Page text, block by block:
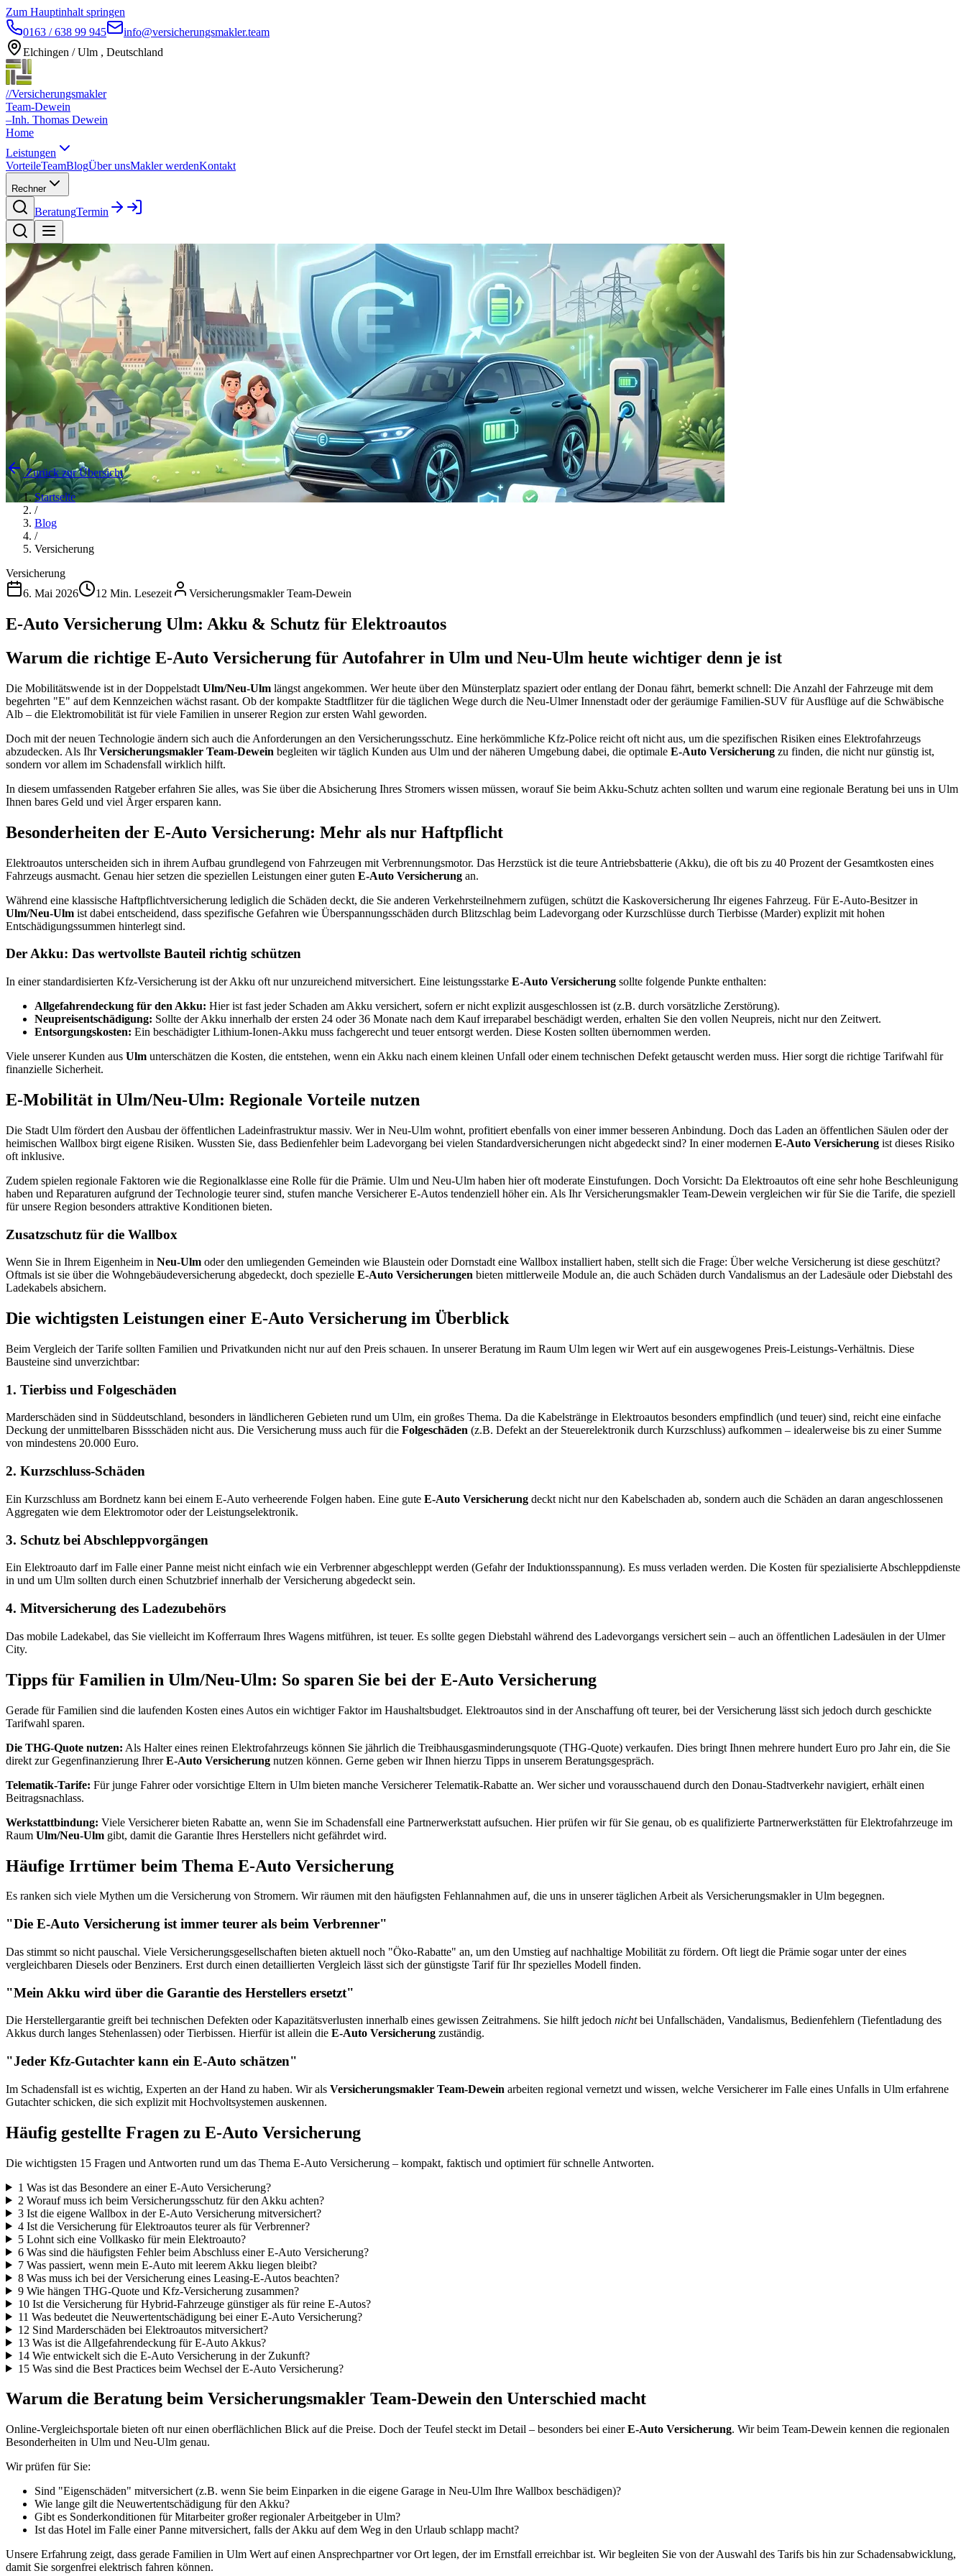
Zum Hauptinhalt springen
0163 / 638 99 945
info@versicherungsmakler.team
Elchingen / Ulm , Deutschland
//Versicherungsmakler
Team-Dewein
–Inh. Thomas Dewein
Home
Leistungen
VorteileTeamBlogÜber unsMakler werdenKontakt
Rechner
BeratungTermin
Zurück zur Übersicht
Startseite
/
Blog
/
Versicherung
Versicherung
6. Mai 2026
12 Min. Lesezeit Versicherungsmakler Team-Dewein
E-Auto Versicherung Ulm: Akku & Schutz für Elektroautos
Warum die richtige E-Auto Versicherung für Autofahrer in Ulm und Neu-Ulm heute wichtiger denn je ist
Die Mobilitätswende ist in der Doppelstadt Ulm/Neu-Ulm längst angekommen. Wer heute über den Münsterplatz spaziert oder entlang der Donau fährt, bemerkt schnell: Die Anzahl der Fahrzeuge mit dem
begehrten "E" auf dem Kennzeichen wächst rasant. Ob der kompakte Stadtflitzer für die täglichen Wege durch die Neu-Ulmer Innenstadt oder der geräumige Familien-SUV für Ausflüge auf die Schwäbische
Alb – die Elektromobilität ist für viele Familien in unserer Region zur ersten Wahl geworden.
Doch mit der neuen Technologie ändern sich auch die Anforderungen an den Versicherungsschutz. Eine herkömmliche Kfz-Police reicht oft nicht aus, um die spezifischen Risiken eines Elektrofahrzeugs
abzudecken. Als IhrVersicherungsmakler Team-Dewein begleiten wir täglich Kunden aus Ulm und der näheren Umgebung dabei, die optimale E-Auto Versicherung zu finden, die nicht nur günstig ist,
sondern vor allem im Schadensfall wirklich hilft.
In diesem umfassenden Ratgeber erfahren Sie alles, was Sie über die Absicherung Ihres Stromers wissen müssen, worauf Sie beim Akku-Schutz achten sollten und warum eine regionale Beratung bei uns in Ulm
Ihnen bares Geld und viel Ärger ersparen kann.
Besonderheiten der E-Auto Versicherung: Mehr als nur Haftpflicht
Elektroautos unterscheiden sich in ihrem Aufbau grundlegend von Fahrzeugen mit Verbrennungsmotor. Das Herzstück ist die teure Antriebsbatterie (Akku), die oft bis zu 40 Prozent der Gesamtkosten eines
Fahrzeugs ausmacht. Genau hier setzen die speziellen Leistungen einer guten E-Auto Versicherung an.
Während eine klassische Haftpflichtversicherung lediglich die Schäden deckt, die Sie anderen Verkehrsteilnehmern zufügen, schützt die Kaskoversicherung Ihr eigenes Fahrzeug. Für E-Auto-Besitzer in
Ulm/Neu-Ulm ist dabei entscheidend, dass spezifische Gefahren wie Überspannungsschäden durch Blitzschlag beim Ladevorgang oder Kurzschlüsse durch Tierbisse (Marder) explizit mit hohen
Entschädigungssummen hinterlegt sind.
Der Akku: Das wertvollste Bauteil richtig schützen
In einer standardisierten Kfz-Versicherung ist der Akku oft nur unzureichend mitversichert. Eine leistungsstarke E-Auto Versicherung sollte folgende Punkte enthalten:
Allgefahrendeckung für den Akku: Hier ist fast jeder Schaden am Akku versichert, sofern er nicht explizit ausgeschlossen ist (z.B. durch vorsätzliche Zerstörung).
Neupreisentschädigung: Sollte der Akku innerhalb der ersten 24 oder 36 Monate nach dem Kauf irreparabel beschädigt werden, erhalten Sie den vollen Neupreis, nicht nur den Zeitwert.
Entsorgungskosten: Ein beschädigter Lithium-Ionen-Akku muss fachgerecht und teuer entsorgt werden. Diese Kosten sollten übernommen werden.
Viele unserer Kunden aus Ulm unterschätzen die Kosten, die entstehen, wenn ein Akku nach einem kleinen Unfall oder einem technischen Defekt getauscht werden muss. Hier sorgt die richtige Tarifwahl für
finanzielle Sicherheit.
E-Mobilität in Ulm/Neu-Ulm: Regionale Vorteile nutzen
Die Stadt Ulm fördert den Ausbau der öffentlichen Ladeinfrastruktur massiv. Wer in Neu-Ulm wohnt, profitiert ebenfalls von einer immer besseren Anbindung. Doch das Laden an öffentlichen Säulen oder der
heimischen Wallbox birgt eigene Risiken. Wussten Sie, dass Bedienfehler beim Ladevorgang bei vielen Standardversicherungen nicht abgedeckt sind? In einer modernen E-Auto Versicherung ist dieses Risiko
oft inklusive.
Zudem spielen regionale Faktoren wie die Regionalklasse eine Rolle für die Prämie. Ulm und Neu-Ulm haben hier oft moderate Einstufungen. Doch Vorsicht: Da Elektroautos oft eine sehr hohe Beschleunigung
haben und Reparaturen aufgrund der Technologie teurer sind, stufen manche Versicherer E-Autos tendenziell höher ein. Als Ihr Versicherungsmakler Team-Dewein vergleichen wir für Sie die Tarife, die speziell
für unsere Region besonders attraktive Konditionen bieten.
Zusatzschutz für die Wallbox
Wenn Sie in Ihrem Eigenheim in Neu-Ulm oder den umliegenden Gemeinden wie Blaustein oder Dornstadt eine Wallbox installiert haben, stellt sich die Frage: Über welche Versicherung ist diese geschützt?
Oftmals ist sie über die Wohngebäudeversicherung abgedeckt, doch spezielle E-Auto Versicherungen bieten mittlerweile Module an, die auch Schäden durch Vandalismus an der Ladesäule oder Diebstahl des
Ladekabels absichern.
Die wichtigsten Leistungen einer E-Auto Versicherung im Überblick
Beim Vergleich der Tarife sollten Familien und Privatkunden nicht nur auf den Preis schauen. In unserer Beratung im Raum Ulm legen wir Wert auf ein ausgewogenes Preis-Leistungs-Verhältnis. Diese
Bausteine sind unverzichtbar:
1. Tierbiss und Folgeschäden
Marderschäden sind in Süddeutschland, besonders in ländlicheren Gebieten rund um Ulm, ein großes Thema. Da die Kabelstränge in Elektroautos besonders empfindlich (und teuer) sind, reicht eine einfache
Deckung der unmittelbaren Bissschäden nicht aus. Die Versicherung muss auch für die Folgeschäden (z.B. Defekt an der Steuerelektronik durch Kurzschluss) aufkommen – idealerweise bis zu einer Summe
von mindestens 20.000 Euro.
2. Kurzschluss-Schäden
Ein Kurzschluss am Bordnetz kann bei einem E-Auto verheerende Folgen haben. Eine gute E-Auto Versicherung deckt nicht nur den Kabelschaden ab, sondern auch die Schäden an daran angeschlossenen
Aggregaten wie dem Elektromotor oder der Leistungselektronik.
3. Schutz bei Abschleppvorgängen
Ein Elektroauto darf im Falle einer Panne meist nicht einfach wie ein Verbrenner abgeschleppt werden (Gefahr der Induktionsspannung). Es muss verladen werden. Die Kosten für spezialisierte Abschleppdienste
in und um Ulm sollten durch einen Schutzbrief innerhalb der Versicherung abgedeckt sein.
4. Mitversicherung des Ladezubehörs
Das mobile Ladekabel, das Sie vielleicht im Kofferraum Ihres Wagens mitführen, ist teuer. Es sollte gegen Diebstahl während des Ladevorgangs versichert sein – auch an öffentlichen Ladesäulen in der Ulmer
City.
Tipps für Familien in Ulm/Neu-Ulm: So sparen Sie bei der E-Auto Versicherung
Gerade für Familien sind die laufenden Kosten eines Autos ein wichtiger Faktor im Haushaltsbudget. Elektroautos sind in der Anschaffung oft teurer, bei der Versicherung lässt sich jedoch durch geschickte
Tarifwahl sparen.
Die THG-Quote nutzen: Als Halter eines reinen Elektrofahrzeugs können Sie jährlich die Treibhausgasminderungsquote (THG-Quote) verkaufen. Dies bringt Ihnen mehrere hundert Euro pro Jahr ein, die Sie
direkt zur Gegenfinanzierung IhrerE-Auto Versicherung nutzen können. Gerne geben wir Ihnen hierzu Tipps in unserem Beratungsgespräch.
Telematik-Tarife: Für junge Fahrer oder vorsichtige Eltern in Ulm bieten manche Versicherer Telematik-Rabatte an. Wer sicher und vorausschauend durch den Donau-Stadtverkehr navigiert, erhält einen
Beitragsnachlass.
Werkstattbindung: Viele Versicherer bieten Rabatte an, wenn Sie im Schadensfall eine Partnerwerkstatt aufsuchen. Hier prüfen wir für Sie genau, ob es qualifizierte Partnerwerkstätten für Elektrofahrzeuge im
Raum Ulm/Neu-Ulm gibt, damit die Garantie Ihres Herstellers nicht gefährdet wird.
Häufige Irrtümer beim Thema E-Auto Versicherung
Es ranken sich viele Mythen um die Versicherung von Stromern. Wir räumen mit den häufigsten Fehlannahmen auf, die uns in unserer täglichen Arbeit als Versicherungsmakler in Ulm begegnen.
"Die E-Auto Versicherung ist immer teurer als beim Verbrenner"
Das stimmt so nicht pauschal. Viele Versicherungsgesellschaften bieten aktuell noch "Öko-Rabatte" an, um den Umstieg auf nachhaltige Mobilität zu fördern. Oft liegt die Prämie sogar unter der eines
vergleichbaren Diesels oder Benziners. Erst durch einen detaillierten Vergleich lässt sich der günstigste Tarif für Ihr spezielles Modell finden.
"Mein Akku wird über die Garantie des Herstellers ersetzt"
Die Herstellergarantie greift bei technischen Defekten oder Kapazitätsverlusten innerhalb eines gewissen Zeitrahmens. Sie hilft jedoch nichtbei Unfallschäden, Vandalismus, Bedienfehlern (Tiefentladung des
Akkus durch langes Stehenlassen) oder Tierbissen. Hierfür ist allein die E-Auto Versicherung zuständig.
"Jeder Kfz-Gutachter kann ein E-Auto schätzen"
Im Schadensfall ist es wichtig, Experten an der Hand zu haben. Wir als Versicherungsmakler Team-Dewein arbeiten regional vernetzt und wissen, welche Versicherer im Falle eines Unfalls in Ulm erfahrene
Gutachter schicken, die sich explizit mit Hochvoltsystemen auskennen.
Häufig gestellte Fragen zu E-Auto Versicherung
Die wichtigsten 15 Fragen und Antworten rund um das Thema E-Auto Versicherung – kompakt, faktisch und optimiert für schnelle Antworten.
1 Was ist das Besondere an einer E-Auto Versicherung?
2 Worauf muss ich beim Versicherungsschutz für den Akku achten?
3Ist die eigene Wallbox in der E-Auto Versicherung mitversichert?
4Ist die Versicherung für Elektroautos teurer als für Verbrenner?
5Lohnt sich eine Vollkasko für mein Elektroauto?
6Was sind die häufigsten Fehler beim Abschluss einer E-Auto Versicherung?
7Was passiert, wenn mein E-Auto mit leerem Akku liegen bleibt?
8Was muss ich bei der Versicherung eines Leasing-E-Autos beachten?
9Wie hängen THG-Quote und Kfz-Versicherung zusammen?
10Ist die Versicherung für Hybrid-Fahrzeuge günstiger als für reine E-Autos?
11 Was bedeutet die Neuwertentschädigung bei einer E-Auto Versicherung?
12 Sind Marderschäden bei Elektroautos mitversichert?
13Was ist die Allgefahrendeckung für E-Auto Akkus?
14Wie entwickelt sich die E-Auto Versicherung in der Zukunft?
15Was sind die Best Practices beim Wechsel der E-Auto Versicherung?
Warum die Beratung beim Versicherungsmakler Team-Dewein den Unterschied macht
Online-Vergleichsportale bieten oft nur einen oberflächlichen Blick auf die Preise. Doch der Teufel steckt im Detail – besonders bei einerE-Auto Versicherung. Wir beim Team-Dewein kennen die regionalen
Besonderheiten in Ulm und Neu-Ulm genau.
Wir prüfen für Sie:
Sind "Eigenschäden" mitversichert (z.B. wenn Sie beim Einparken in die eigene Garage in Neu-Ulm Ihre Wallbox beschädigen)?
Wie lange gilt die Neuwertentschädigung für den Akku?
Gibt es Sonderkonditionen für Mitarbeiter großer regionaler Arbeitgeber in Ulm?
Ist das Hotel im Falle einer Panne mitversichert, falls der Akku auf dem Weg in den Urlaub schlapp macht?
Unsere Erfahrung zeigt, dass gerade Familien in Ulm Wert auf einen Ansprechpartner vor Ort legen, der im Ernstfall erreichbar ist. Wir begleiten Sie von der Auswahl des Tarifs bis hin zur Schadensabwicklung,
damit Sie sorgenfrei elektrisch fahren können.